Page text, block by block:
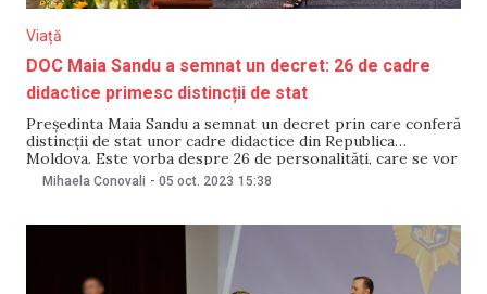
Viață
DOC Maia Sandu a semnat un decret: 26 de cadre
didactice primesc distincții de stat
Președinta Maia Sandu a semnat un decret prin care conferă
distincții de stat unor cadre didactice din Republica
Moldova. Este vorba despre 26 de personalități, care se vor
alege cu „Ordinul de Onoare”, medalia „Meritul Civic”,
Mihaela Conovali - 05 oct. 2023 15:38